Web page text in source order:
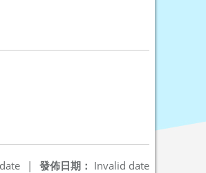
發佈日期： Invalid date
|